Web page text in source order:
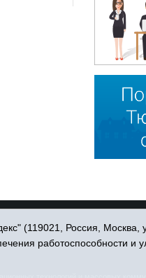
(119021, Россия, Москва,
работоспособности и